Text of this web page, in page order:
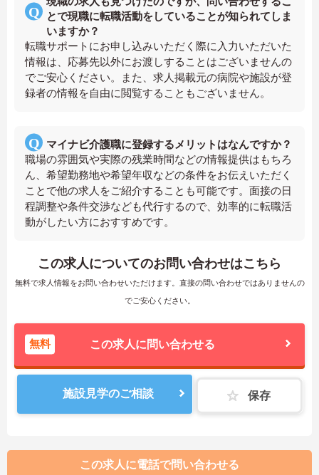
とで現職に転職活動をしていることが知られてしま
いますか？
転職サポートにお申し込みいただく際に入力いただいた
情報は、応募先以外にお渡しすることはございませんの
でご安心ください。また、求人掲載元の病院や施設が登
録者の情報を自由に閲覧することもございません。
マイナビ介護職に登録するメリットはなんですか？
職場の雰囲気や実際の残業時間などの情報提供はもちろ
ん、希望勤務地や希望年収などの条件をお伝えいただく
ことで他の求人をご紹介することも可能です。面接の日
程調整や条件交渉なども代行するので、効率的に転職活
動がしたい方におすすめです。
この求人についてのお問い合わせはこちら
無料で求人情報をお問い合わせいただけます。直接の問い合わせではありませんの
でご安心ください。
無料 この求人に問い合わせる
施設見学のご相談 保存
この求人に電話で問い合わせる